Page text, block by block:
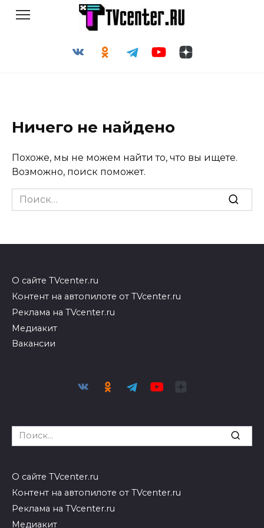
Ничего не найдено
Похоже, мы не можем найти то, что вы ищете.
Возможно, поиск поможет.
Search
for:
О сайте TVcenter.ru
Контент на автопилоте от TVcenter.ru
Реклама на TVcenter.ru
Медиакит
Вакансии
Search
for:
О сайте TVcenter.ru
Контент на автопилоте от TVcenter.ru
Реклама на TVcenter.ru
Медиакит